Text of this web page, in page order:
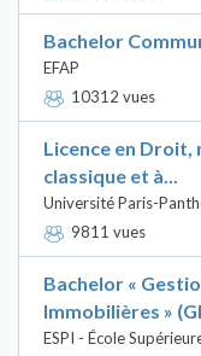
Bachelor
EFAP
10312 vues
Licence en
classique et à...
Université Paris-
9811 vues
Bachelor «
Immobilières »
ESPI - École